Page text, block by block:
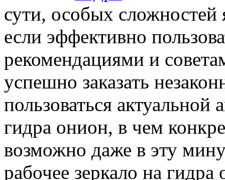
сути, особых сложностей
если эффективно
рекомендациями и
успешно заказать
пользоваться актуальной
гидра онион, в чем
возможно даже в эту
рабочее зеркало на